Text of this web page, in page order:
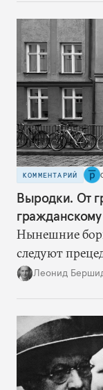
КОММЕНТАРИЙ
Выродки. От
Нынешние
следуют
нацисты
сериям
в процессе
Леонид